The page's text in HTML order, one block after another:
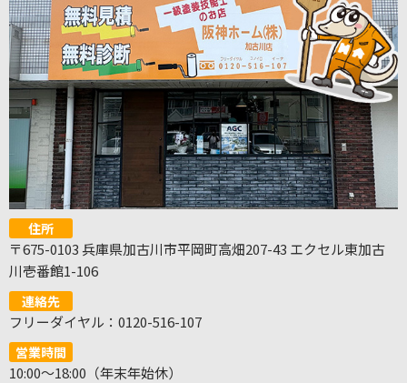
住所
〒675-0103 兵庫県加古川市平岡町高畑207-43 エクセル東加古
川壱番館1-106
連絡先
フリーダイヤル：0120-516-107
営業時間
10:00～18:00（年末年始休）